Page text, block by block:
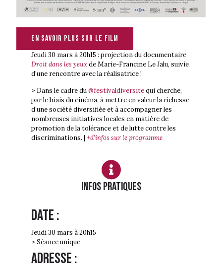
En savoir plus sur le film
Jeudi 30 mars à 20h15 : projection du documentaire
Droit dans les yeuxde Marie-Francine Le Jalu, suivie
d’une rencontre avec la réalisatrice !
> Dans le cadre du@festivaldiversitequi cherche,
par le biais du cinéma, à mettre en valeur la richesse
d’une société diversifiée et à accompagner les
nombreuses initiatives locales en matière de
promotion de la tolérance et de lutte contre les
discriminations. | +d’infos sur le programme
Infos PRATIQUES
Date :
Jeudi 30 mars à 20h15
> Séance unique
Adresse :